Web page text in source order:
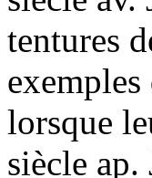
tentures
lorsque
siècle